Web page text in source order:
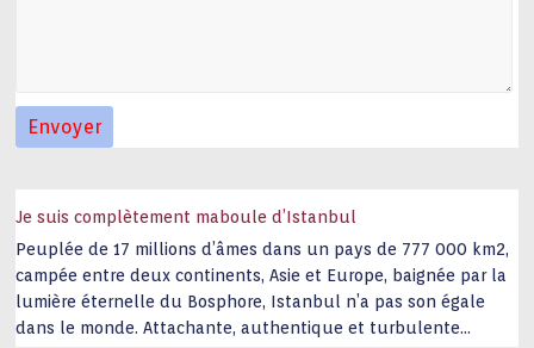
Je suis complètement maboule d’Istanbul
Peuplée de 17 millions d’âmes dans un pays de 777 000 km2,
campée entre deux continents, Asie et Europe, baignée par la
lumière éternelle du Bosphore, Istanbul n’a pas son égale
dans le monde. Attachante, authentique et turbulente